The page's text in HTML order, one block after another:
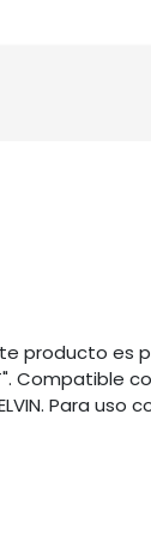
producto es
Compatible
Para